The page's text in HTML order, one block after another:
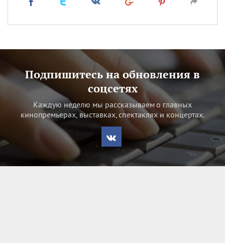
Подпишитесь на обновления в
соцсетях
Каждую неделю мы рассказываем о главных
кинопремьерах, выставках, спектаклях и концертах.